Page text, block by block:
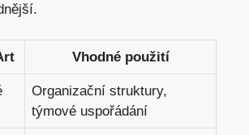
Vhodné použití
Organizační struktury,
týmové uspořádání